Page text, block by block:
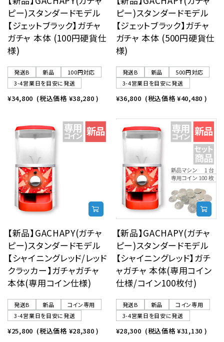
ピー)スタンダードモデル
【ジェットブラック】ガチャ
ガチャ 本体 (100円硬貨仕
様)
発送B 新品
100円対応
3-4営業日を目安に発送
¥34,800 (税込価格 ¥38,280 )
ピー)スタンダードモデル
【ジェットブラック】ガチャ
ガチャ 本体 (500円硬貨仕
様)
発送B 新品
500円対応
3-4営業日を目安に発送
¥36,800 (税込価格¥40,480 )
【新品】GACHAPY(ガチャ
ピー)スタンダードモデル
【シャイニングレッド/レッド
クラッカー】ガチャガチャ
本体(専用コイン仕様)
発送B 新品
コイン専用
3-4営業日を目安に発送
¥25,800 (税込価格 ¥28,380 )
【新品】GACHAPY(ガチャ
ピー)スタンダードモデル
【シャイニングレッド】ガチ
ャガチャ 本体(専用コイン
仕様/コイン100枚付)
発送B 新品
コイン専用
3-4営業日を目安に発送
¥28,300 (税込価格¥31,130 )